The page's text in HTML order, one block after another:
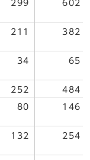
299 602
211 382
34 65
252 484
80 146
132 254